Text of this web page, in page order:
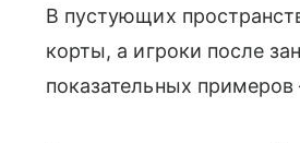
В пустующих
корты, а игроки после
показательных